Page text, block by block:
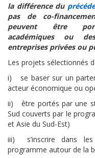
la différence du
pas de co-
peuvent être
académiques ou
entreprises privées ou
Les projets sélectionnés
i) se baser sur un
acteur économique ou
ii) être portés par une
Sud couverts par le
et Asie du Sud-Est)
iii) s’inscrire dans les
programme autour de la